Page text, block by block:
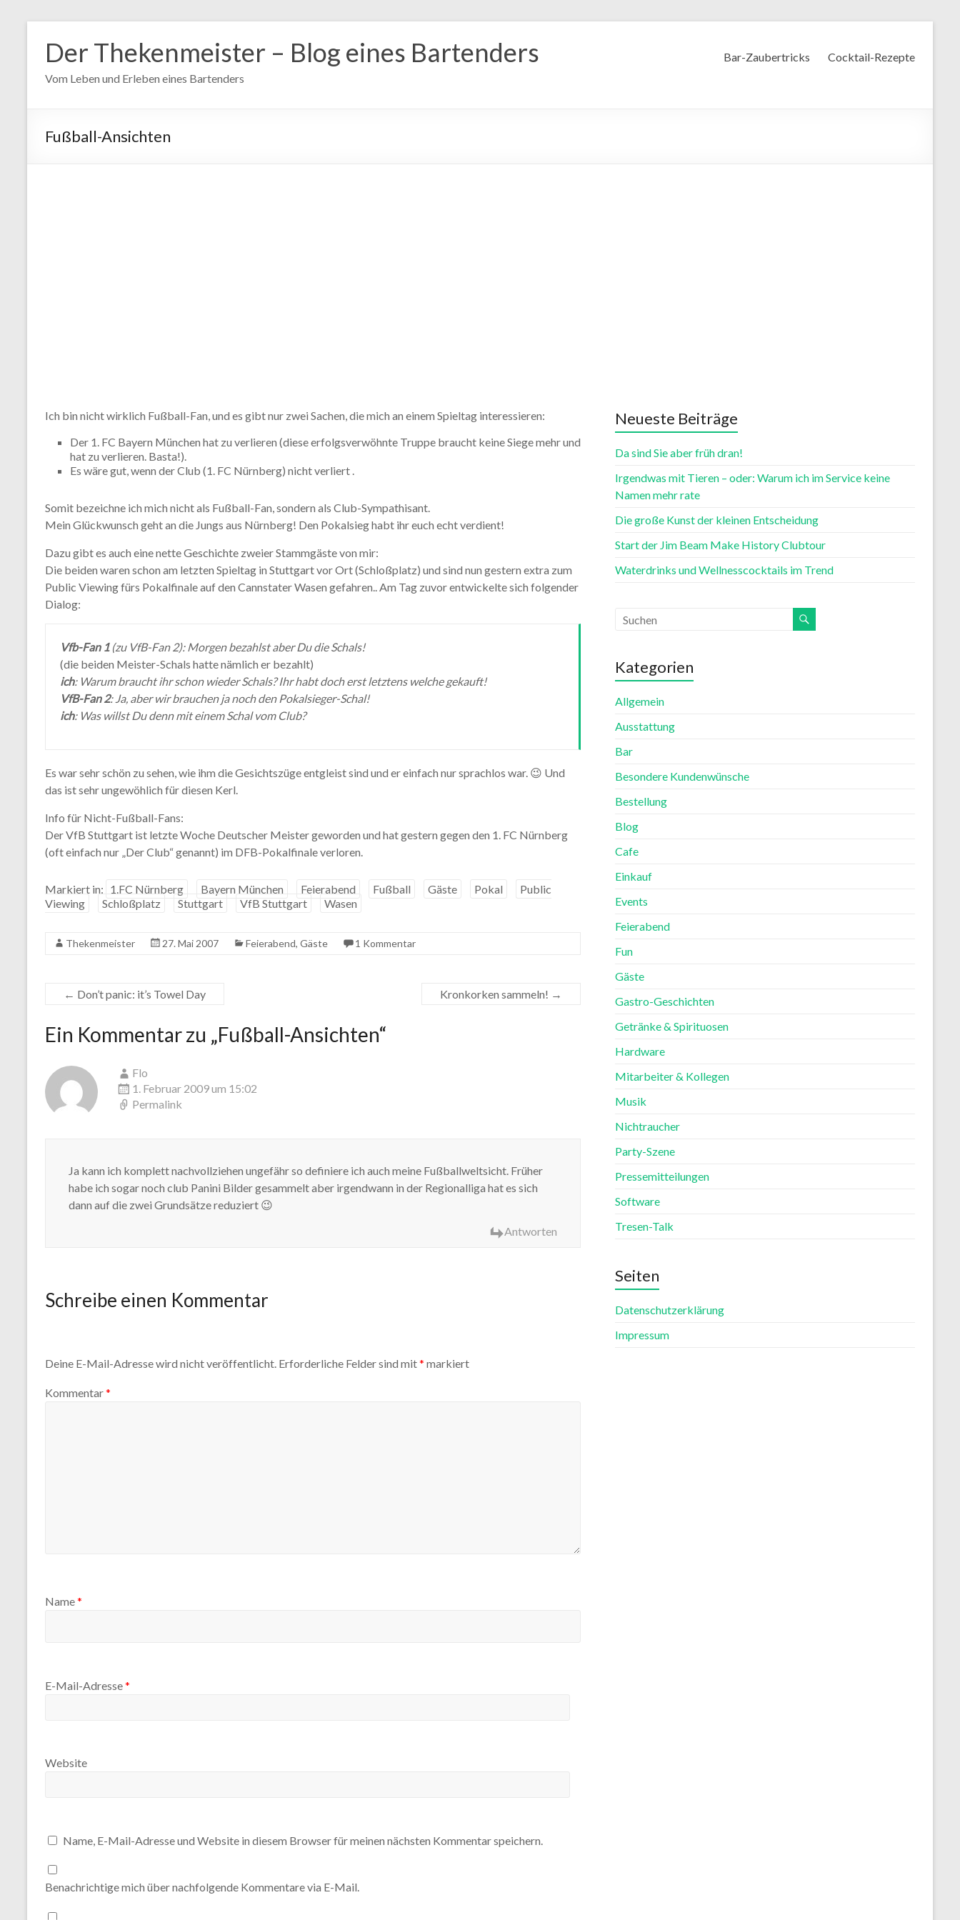
Inhalt
springen
Der Thekenmeister – Blog eines Bartenders
Vom Leben und Erleben eines Bartenders
Bar-Zaubertricks Cocktail-Rezepte
Fußball-Ansichten
Ich bin nicht wirklich Fußball-Fan, und es gibt nur zwei Sachen, die mich an einem Spieltag interessieren:
Der 1. FC Bayern München hat zu verlieren (diese erfolgsverwöhnte Truppe braucht keine Siege mehr und
hat zu verlieren. Basta!).
Es wäre gut, wenn der Club (1. FC Nürnberg) nicht verliert .
Somit bezeichne ich mich nicht als Fußball-Fan, sondern als Club-Sympathisant.
Mein Glückwunsch geht an die Jungs aus Nürnberg! Den Pokalsieg habt ihr euch echt verdient!
Dazu gibt es auch eine nette Geschichte zweier Stammgäste von mir:
Die beiden waren schon am letzten Spieltag in Stuttgart vor Ort (Schloßplatz) und sind nun gestern extra zum
Public Viewing fürs Pokalfinale auf den Cannstater Wasen gefahren.. Am Tag zuvor entwickelte sich folgender
Dialog:
Vfb-Fan 1(zu VfB-Fan 2): Morgen bezahlst aber Du die Schals!
(die beiden Meister-Schals hatte nämlich er bezahlt)
ich: Warum braucht ihr schon wieder Schals? Ihr habt doch erst letztens welche gekauft!
VfB-Fan 2: Ja, aber wir brauchen ja noch den Pokalsieger-Schal!
ich: Was willst Du denn mit einem Schal vom Club?
Es war sehr schön zu sehen, wie ihm die Gesichtszüge entgleist sind und er einfach nur sprachlos war. 😉 Und
das ist sehr ungewöhlich für diesen Kerl.
Info für Nicht-Fußball-Fans:
Der VfB Stuttgart ist letzte Woche Deutscher Meister geworden und hat gestern gegen den 1. FC Nürnberg
(oft einfach nur „Der Club“ genannt) im DFB-Pokalfinale verloren.
Markiert in: 1.FC Nürnberg Bayern München Feierabend Fußball Gäste Pokal
Public
Viewing
Schloßplatz Stuttgart VfB Stuttgart Wasen
Thekenmeister 27. Mai 2007 Feierabend, Gäste 1 Kommentar
← Don’t panic: it’s Towel Day Kronkorken sammeln! →
Ein Kommentar zu „Fußball-Ansichten“
Flo
1. Februar 2009 um 15:02
Permalink
Ja kann ich komplett nachvollziehen ungefähr so definiere ich auch meine Fußballweltsicht. Früher
habe ich sogar noch club Panini Bilder gesammelt aber irgendwann in der Regionalliga hat es sich
dann auf die zwei Grundsätze reduziert 😉
Antworten
Schreibe einen Kommentar
Deine E-Mail-Adresse wird nicht veröffentlicht. Erforderliche Felder sind mit* markiert
Kommentar*
Name*
E-Mail-Adresse*
Website
Name, E-Mail-Adresse und Website in diesem Browser für meinen nächsten Kommentar speichern.
Benachrichtige mich über nachfolgende Kommentare via E-Mail.
Neueste Beiträge
Da sind Sie aber früh dran!
Irgendwas mit Tieren – oder: Warum ich im Service keine
Namen mehr rate
Die große Kunst der kleinen Entscheidung
Start der Jim Beam Make History Clubtour
Waterdrinks und Wellnesscocktails im Trend
Kategorien
Allgemein
Ausstattung
Bar
Besondere Kundenwünsche
Bestellung
Blog
Cafe
Einkauf
Events
Feierabend
Fun
Gäste
Gastro-Geschichten
Getränke & Spirituosen
Hardware
Mitarbeiter & Kollegen
Musik
Nichtraucher
Party-Szene
Pressemitteilungen
Software
Tresen-Talk
Seiten
Datenschutzerklärung
Impressum